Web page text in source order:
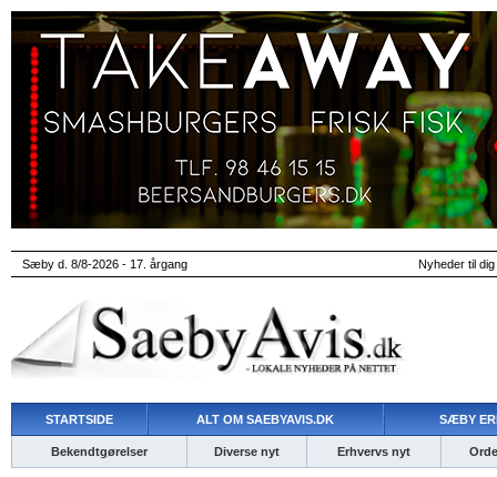
Sæby d. 8/8-2026 - 17. årgang Nyheder til
STARTSIDE ALT OM SAEBYAVIS.DK SÆBY
Bekendtgørelser Diverse nyt Erhvervs nyt